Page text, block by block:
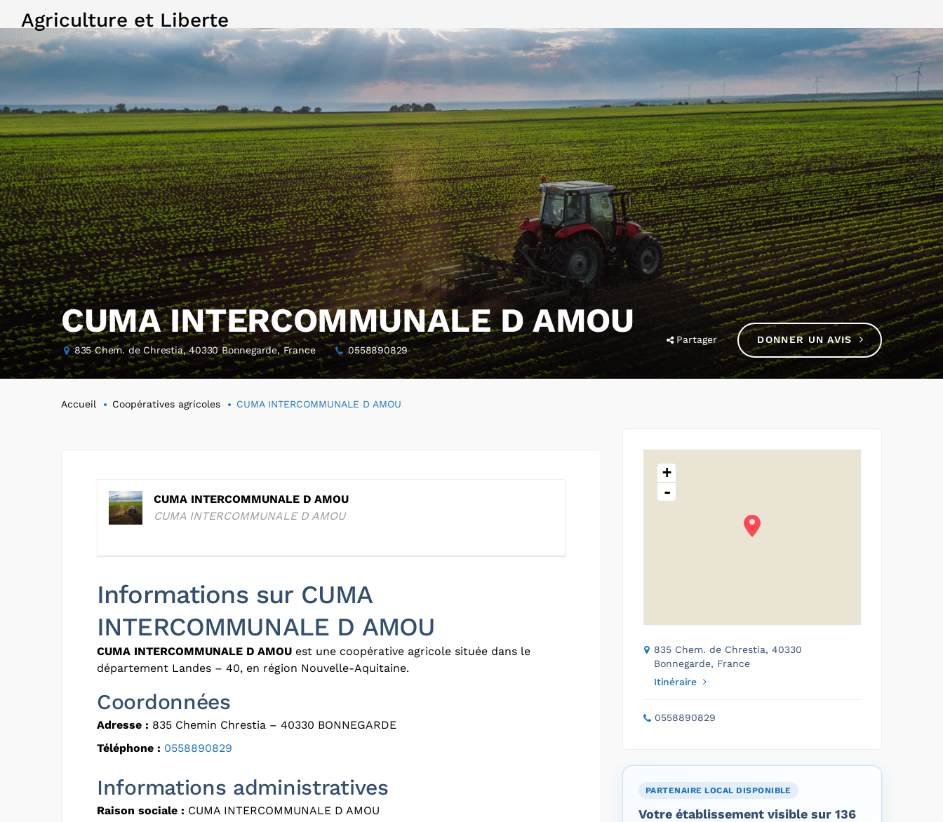
Agriculture et Liberte
CUMA INTERCOMMUNALE D AMOU
835 Chem. de Chrestia, 40330 Bonnegarde, France 0558890829
Partager DONNER UN AVIS
Accueil Coopératives agricoles CUMA INTERCOMMUNALE D AMOU
CUMA INTERCOMMUNALE D AMOU
CUMA INTERCOMMUNALE D AMOU
Informations sur CUMA
INTERCOMMUNALE D AMOU
CUMA INTERCOMMUNALE D AMOU est une coopérative agricole située dans le
département Landes – 40, en région Nouvelle-Aquitaine.
Coordonnées
Adresse : 835 Chemin Chrestia – 40330 BONNEGARDE
Téléphone : 0558890829
Informations administratives
Raison sociale : CUMA INTERCOMMUNALE D AMOU
+
-
835 Chem. de Chrestia, 40330
Bonnegarde, France
Itinéraire
0558890829
PARTENAIRE LOCAL DISPONIBLE
Votre établissement visible sur 136